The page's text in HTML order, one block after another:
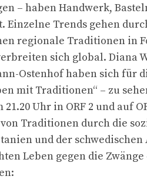
– haben Handwerk,
Einzelne Trends gehen
regionale Traditionen in
sich global. Diana
Ostenhof haben sich für
mit Traditionen“ – zu
21.20 Uhr in ORF 2 und auf
Traditionen durch die
und der schwedischen
Leben gegen die